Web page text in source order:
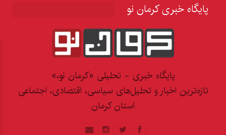
پایگاه خبری کرمان نو
پایگاه خبری - تحلیلی «کرمان نو،»
تازه‌ترین اخبار و تحلیل‌های سیاسی، اقتصادی، اجتماعی
استان کرمان